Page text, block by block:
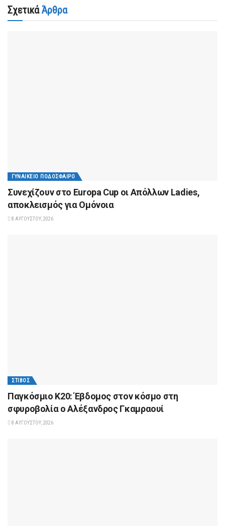
ΣχετικάΆρθρα
ΓΥΝΑΙΚΕΊΟ ΠΟΔΌΣΦΑΙΡΟ
Συνεχίζουν στο Europa Cup οι Aπόλλων Ladies,
αποκλεισμός για Ομόνοια
8 ΑΥΓΟΎΣΤΟΥ, 2026
ΣΤΊΒΟΣ
Παγκόσμιο Κ20: Έβδομος στον κόσμο στη
σφυροβολία ο Αλέξανδρος Γκαμραουί
8 ΑΥΓΟΎΣΤΟΥ, 2026